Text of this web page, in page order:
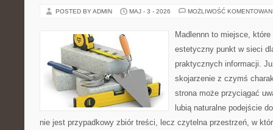
POSTED BY ADMIN MAJ - 3 - 2026 MOŻLIWOŚĆ
Madlennn to miejsce,
estetyczny punkt w sieci
praktycznych informacji.
skojarzenie z czymś
strona może przyciągać
lubią naturalne podejście
nie jest przypadkowy zbiór treści, lecz czytelna przestrzeń, w